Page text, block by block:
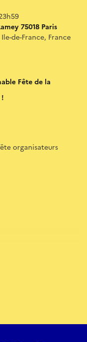
75018 Paris
Ile-de-France, France
Fête de la
organisateurs